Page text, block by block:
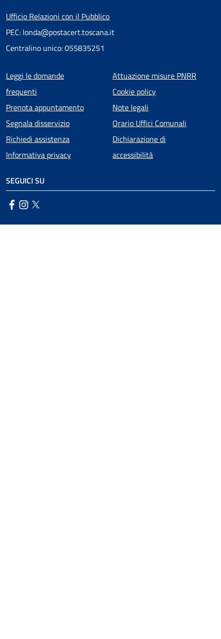
Ufficio Relazioni con il Pubblico
PEC: londa@postacert.toscana.it
Centralino unico: 055835251
Menu piè di pagina
Leggi le domande
frequenti
Prenota appuntamento
Segnala disservizio
Richiedi assistenza
Informativa privacy
Attuazione misure PNRR
Cookie policy
Note legali
Orario Uffici Comunali
Dichiarazione di
accessibilità
SEGUICI SU
FacebookInstagram